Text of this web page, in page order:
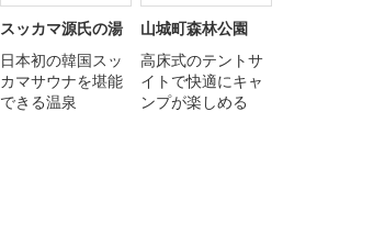
スッカマ源氏の湯
日本初の韓国スッ
カマサウナを堪能
できる温泉
山城町森林公園
高床式のテントサ
イトで快適にキャ
ンプが楽しめる